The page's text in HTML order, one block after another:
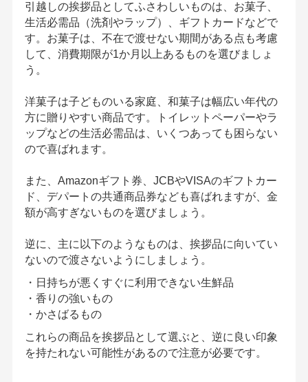
引越しの挨拶品としてふさわしいものは、お菓子、
生活必需品（洗剤やラップ）、ギフトカードなどで
す。お菓子は、不在で渡せない期間がある点も考慮
して、消費期限が1か月以上あるものを選びましょ
う。
洋菓子は子どものいる家庭、和菓子は幅広い年代の
方に贈りやすい商品です。トイレットペーパーやラ
ップなどの生活必需品は、いくつあっても困らない
ので喜ばれます。
また、Amazonギフト券、JCBやVISAのギフトカー
ド、デパートの共通商品券なども喜ばれますが、金
額が高すぎないものを選びましょう。
逆に、主に以下のようなものは、挨拶品に向いてい
ないので渡さないようにしましょう。
・日持ちが悪くすぐに利用できない生鮮品
・香りの強いもの
・かさばるもの
これらの商品を挨拶品として選ぶと、逆に良い印象
を持たれない可能性があるので注意が必要です。